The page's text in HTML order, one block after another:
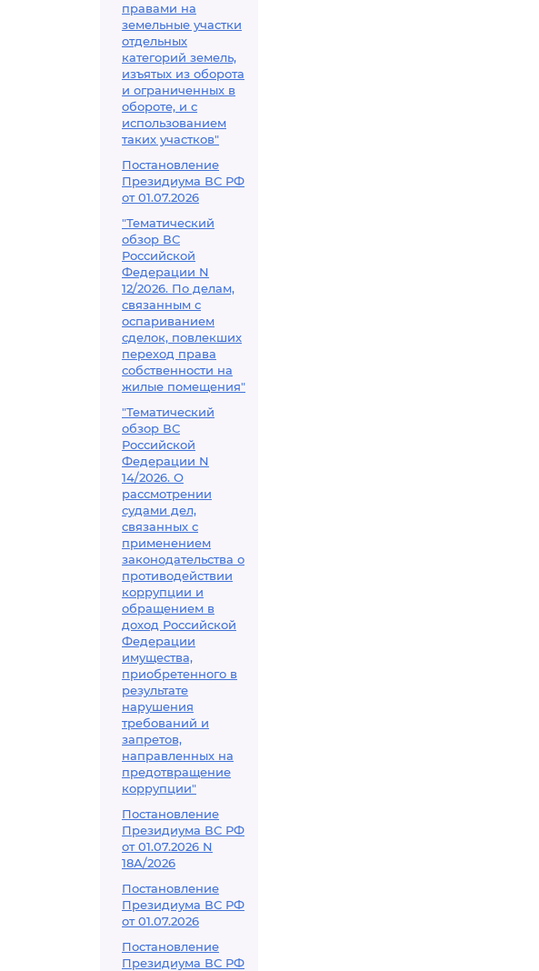
правами на
земельные участки
отдельных
категорий земель,
изъятых из оборота
и ограниченных в
обороте, и с
использованием
таких участков"
Постановление
Президиума ВС РФ
от 01.07.2026
"Тематический
обзор ВС
Российской
Федерации N
12/2026. По делам,
связанным с
оспариванием
сделок, повлекших
переход права
собственности на
жилые помещения"
"Тематический
обзор ВС
Российской
Федерации N
14/2026. О
рассмотрении
судами дел,
связанных с
применением
законодательства о
противодействии
коррупции и
обращением в
доход Российской
Федерации
имущества,
приобретенного в
результате
нарушения
требований и
запретов,
направленных на
предотвращение
коррупции"
Постановление
Президиума ВС РФ
от 01.07.2026 N
18А/2026
Постановление
Президиума ВС РФ
от 01.07.2026
Постановление
Президиума ВС РФ